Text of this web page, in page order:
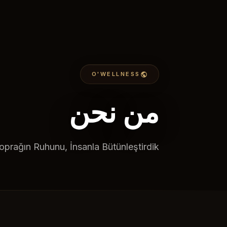
O'WELLNESS
من نحن
Ruhunu, İnsanla Bütünleştirdik.